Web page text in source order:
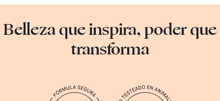
Belleza que inspira, poder que
transforma